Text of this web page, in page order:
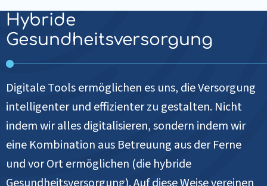
Hybride
Gesundheitsversorgung
Digitale Tools ermöglichen es uns, die Versorgung
intelligenter und effizienter zu gestalten. Nicht
indem wir alles digitalisieren, sondern indem wir
eine Kombination aus Betreuung aus der Ferne
und vor Ort ermöglichen (die hybride